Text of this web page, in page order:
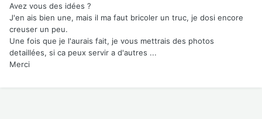
Avez vous des idées ?
J'en ais bien une, mais il ma faut bricoler un truc, je dosi encore
creuser un peu.
Une fois que je l'aurais fait, je vous mettrais des photos
detaillées, si ca peux servir a d'autres ...
Merci